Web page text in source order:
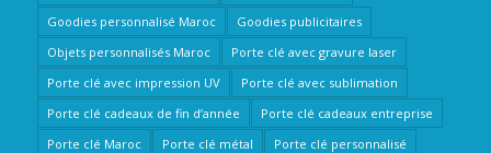
Goodies personnalisé Maroc
Goodies publicitaires
Objets personnalisés Maroc
Porte clé avec gravure laser
Porte clé avec impression UV
Porte clé avec sublimation
Porte clé cadeaux de fin d’année
Porte clé cadeaux entreprise
Porte clé Maroc
Porte clé métal
Porte clé personnalisé